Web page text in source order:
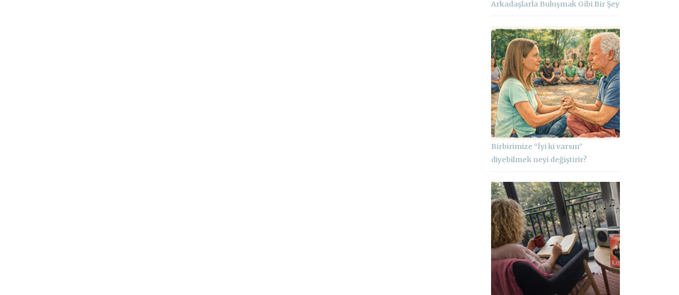
Arkadaşlarla Buluşmak Gibi Bir Şey
Birbirimize “İyi ki varsın”
diyebilmek neyi değiştirir?